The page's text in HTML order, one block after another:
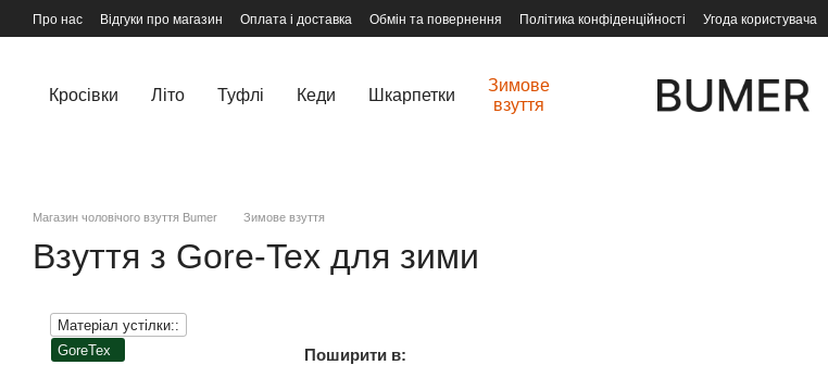
Перейти до основного контенту
Про нас Відгуки про магазин Оплата і доставка Обмін та повернення Політика конфіденційності Угода користувача
Кросівки Літо Туфлi Кеди Шкарпетки
Зимове
взуття
Магазин чоловічого взуття Bumer Зимове взуття
Взуття з Gore-Tex для зими
Поширити в:
Матеріал устілки::
GoreTex